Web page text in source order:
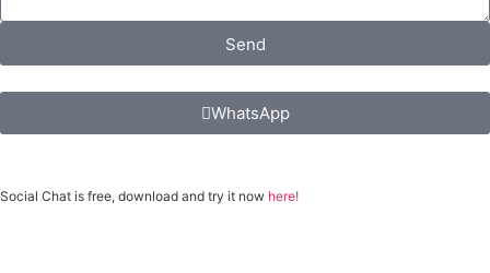
Send
WhatsApp
Social Chat is free, download and try it now here!